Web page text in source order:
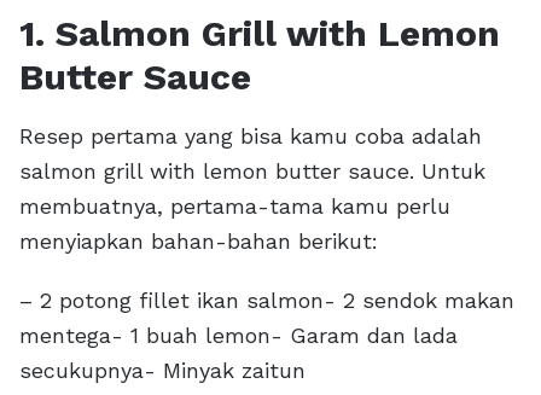
1. Salmon Grill with Lemon
Butter Sauce
Resep pertama yang bisa kamu coba adalah
salmon grill with lemon butter sauce. Untuk
membuatnya, pertama-tama kamu perlu
menyiapkan bahan-bahan berikut:
– 2 potong fillet ikan salmon- 2 sendok makan
mentega- 1 buah lemon- Garam dan lada
secukupnya- Minyak zaitun